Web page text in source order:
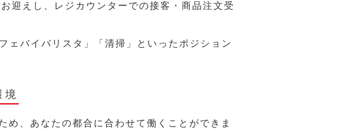
迎えし、レジカウンターでの接客・商品注文受
バイバリスタ」「清掃」といったポジション
境
、あなたの都合に合わせて働くことができま